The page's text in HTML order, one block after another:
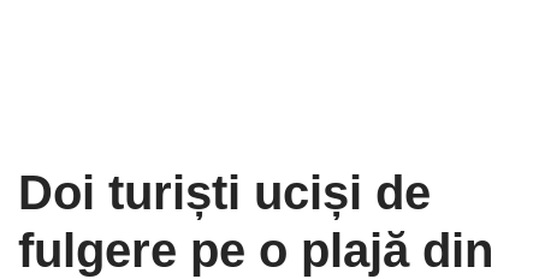
Doi turiști uciși de
fulgere pe o plajă din